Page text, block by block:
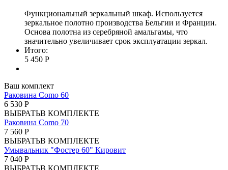
Функциональный зеркальный шкаф. Используется
зеркальное полотно производства Бельгии и Франции.
Основа полотна из серебряной амальгамы, что
значительно увеличивает срок эксплуатации зеркал.
Итого:
5 450 Р
Ваш комплект
Раковина Como 60
6 530 Р
ВЫБРАТЬВ КОМПЛЕКТЕ
Раковина Como 70
7 560 Р
ВЫБРАТЬВ КОМПЛЕКТЕ
Умывальник "Фостер 60" Кировит
7 040 Р
ВЫБРАТЬВ КОМПЛЕКТЕ